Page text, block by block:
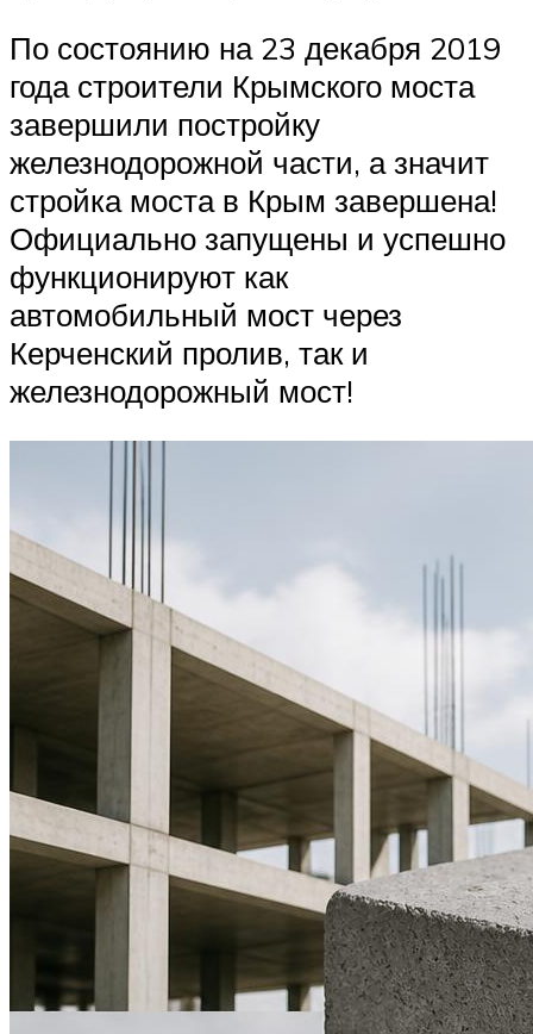
По состоянию на 23 декабря 2019
года строители Крымского моста
завершили постройку
железнодорожной части, а значит
стройка моста в Крым завершена!
Официально запущены и успешно
функционируют как
автомобильный мост через
Керченский пролив, так и
железнодорожный мост!